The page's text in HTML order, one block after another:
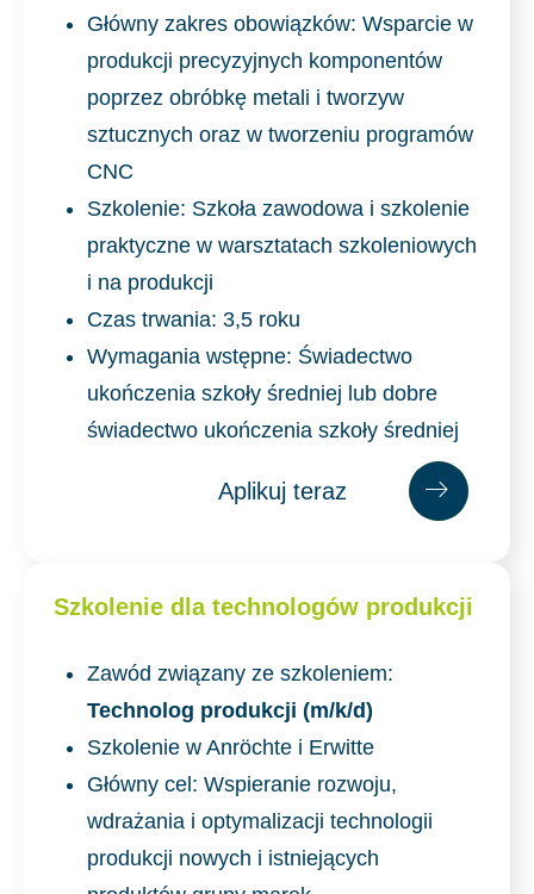
Główny zakres obowiązków: Wsparcie w
produkcji precyzyjnych komponentów
poprzez obróbkę metali i tworzyw
sztucznych oraz w tworzeniu programów
CNC
Szkolenie: Szkoła zawodowa i szkolenie
praktyczne w warsztatach szkoleniowych
i na produkcji
Czas trwania: 3,5 roku
Wymagania wstępne: Świadectwo
ukończenia szkoły średniej lub dobre
świadectwo ukończenia szkoły średniej
Apl
teraz
Aplikuj teraz
Szkolenie dla technologów produkcji
Zawód związany ze szkoleniem:
Technolog produkcji (m/k/d)
Szkolenie w Anröchte i Erwitte
Główny cel: Wspieranie rozwoju,
wdrażania i optymalizacji technologii
produkcji nowych i istniejących